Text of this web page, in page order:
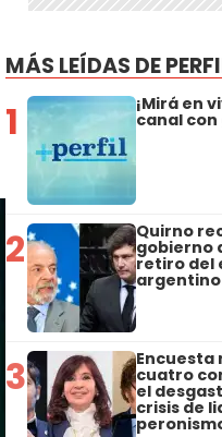
MÁS LEÍDAS DE
1 ¡Mirá en
canal
2 Quirno
gobierno
retiro del
argentino
3 Encuesta
cuatro
el
crisis de